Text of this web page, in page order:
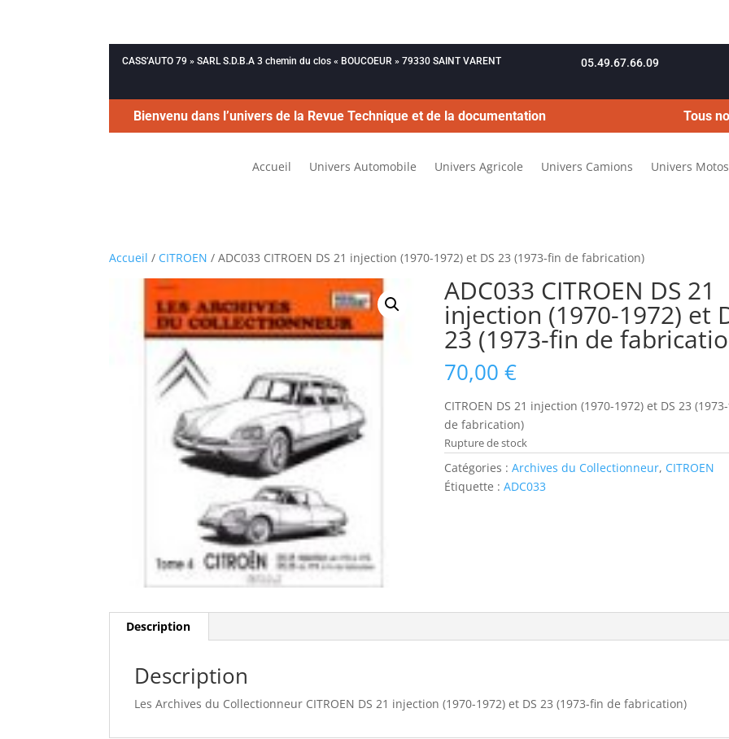
CASS’AUTO 79 » SARL S.D.B.A 3 chemin du clos « BOUCOEUR » 79330 SAINT VARENT 05.49.67.66.09
Bienvenu dans l’univers de la Revue Technique et de la documentation Tous
Accueil Univers Automobile Univers Agricole Univers Camions Univers Motos
Accueil / CITROEN / ADC033 CITROEN DS 21 injection (1970-1972) et DS 23 (1973-fin de fabrication)
ADC033 CITROEN DS 21
injection (1970-1972) et
23 (1973-fin de
70,00€
CITROEN DS 21 injection (1970-1972) et DS 23
de fabrication)
Rupture de stock
Catégories :Archives du Collectionneur, CITROEN
Étiquette :ADC033
Description
Description
Les Archives du Collectionneur CITROEN DS 21 injection (1970-1972) et DS 23 (1973-fin de fabrication)